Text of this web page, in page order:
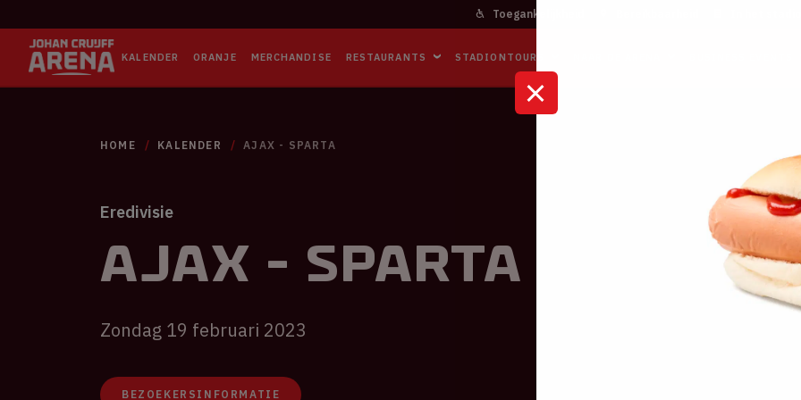
Toegankelijkheid
KALENDER ORANJE MERCHANDISE RESTAURANTS STADIONTOURS
HOME KALENDER AJAX - SPARTA
Eredivisie
Ajax - Sparta
Zondag 19 februari 2023
BEZOEKERSINFORMATIE